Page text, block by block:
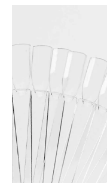
formos
paletė,
50
vnt.
Skaidri